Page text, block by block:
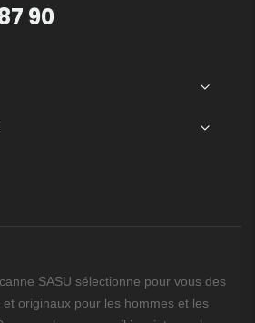
90
SASU sélectionne pour vous des
originaux pour les hommes et les